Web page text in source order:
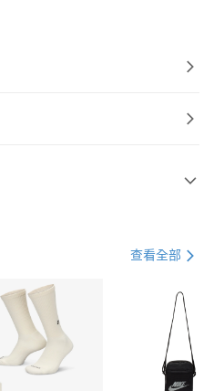
21家銀行
第一商業銀行
彰化商業銀行
查看全部